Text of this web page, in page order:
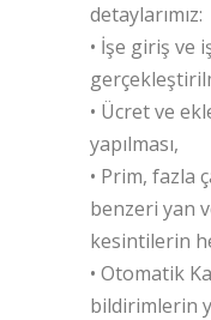
detaylarımız:
• İşe giriş ve
• Ücret ve
yapılması,
• Prim, fazla
benzeri yan
kesintilerin
• Otomatik
bildirimlerin